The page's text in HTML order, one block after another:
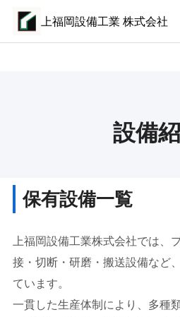
上福岡設備工業 株式会社
設備
保有設備一覧
上福岡設備工業株式会社では、
接・切断・研磨・搬送設備など
ています。
一貫した生産体制により、多種